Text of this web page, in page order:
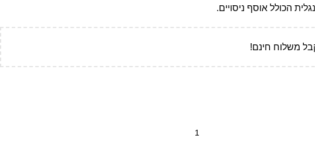
הכולל אוסף ניסויים.
משלוח חינם!